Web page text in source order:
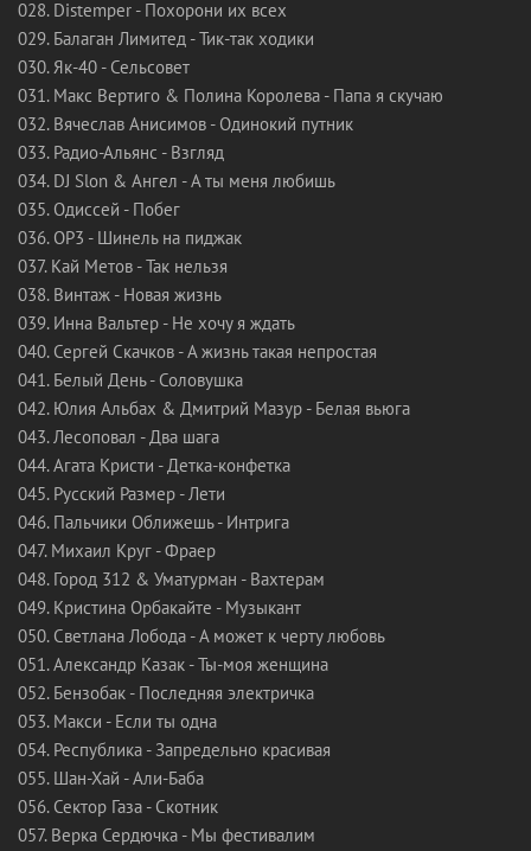
028. Distemper - Похорони их всех
029. Балаган Лимитед - Тик-так ходики
030. Як-40 - Сельсовет
031. Макс Вертиго & Полина Королева - Папа я скучаю
032. Вячеслав Анисимов - Одинокий путник
033. Радио-Альянс - Взгляд
034. DJ Slon & Ангел - А ты меня любишь
035. Одиссей - Побег
036. OP3 - Шинель на пиджак
037. Кай Метов - Так нельзя
038. Винтаж - Новая жизнь
039. Инна Вальтер - Не хочу я ждать
040. Сергей Скачков - А жизнь такая непростая
041. Белый День - Соловушка
042. Юлия Альбах & Дмитрий Мазур - Белая вьюга
043. Лесоповал - Два шага
044. Агата Кристи - Детка-конфетка
045. Русский Размер - Лети
046. Пальчики Оближешь - Интрига
047. Михаил Круг - Фраер
048. Город 312 & Уматурман - Вахтерам
049. Кристина Орбакайте - Mузыкант
050. Светлана Лобода - А может к черту любовь
051. Александр Казак - Ты-моя женщина
052. Бензобак - Последняя электричка
053. Макси - Если ты одна
054. Республика - Запредельно красивая
055. Шан-Хай - Али-Баба
056. Сектор Газа - Скотник
057. Верка Сердючка - Мы фестивалим